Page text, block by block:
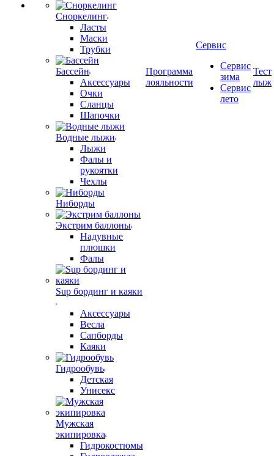
Сноркелинг
Ласты
Маски
Трубки
Бассейн
Аксессуары
Очки
Сланцы
Шапочки
Водные лыжи
Лыжи
Фалы и
рукоятки
Чехлы
Ниборды
Экстрим баллоны
Надувные
плюшки
Фалы
Sup бординг и каяки
Аксессуары
Весла
Сапборды
Каяки
Гидрообувь
Детская
Унисекс
Мужская
экипировка
Гидрокостюмы
Программа
лояльности
Сервис
Сервис
зима
Сервис
лето
Тест
лыж